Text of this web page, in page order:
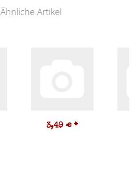
Ähnliche Artikel
3,49 € *